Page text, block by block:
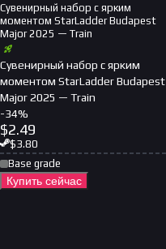
Сувенирный набор с ярким
моментом StarLadder Budapest
Major 2025 — Train
Сувенирный набор с ярким
моментом StarLadder Budapest
Major 2025 — Train
-34%
$2.49
$3.80
Base grade
Купить сейчас